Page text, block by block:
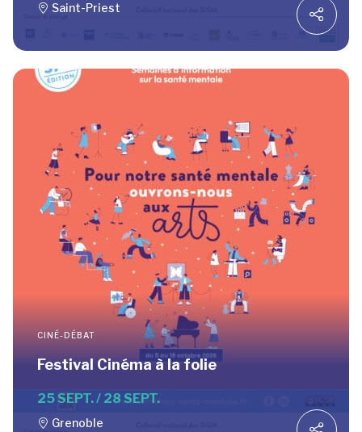
Saint-Priest
CINÉ-DÉBAT
Festival Cinéma à la folie
25 SEPT. / 28 SEPT.
Grenoble